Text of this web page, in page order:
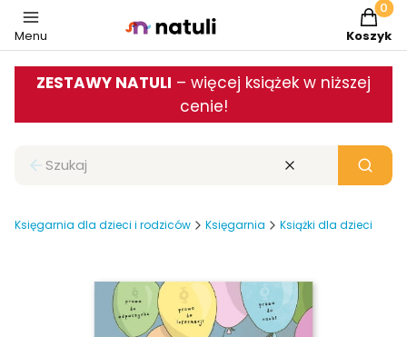
Menu Koszyk
ZESTAWY NATULI – więcej książek w niższej
cenie!
Zamknij wyszukiwarkę Wyczyść Szukaj
Księgarnia dla dzieci i rodziców Księgarnia Książki dla dzieci